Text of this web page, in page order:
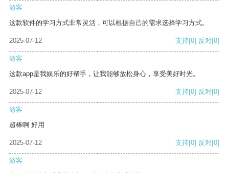
游客
这款软件的学习方式非常灵活，可以根据自己的需求选择学习方式。
2025-07-12 支持[0] 反对[0]
游客
这款app是我娱乐的好帮手，让我能够放松身心，享受美好时光。
2025-07-12 支持[0] 反对[0]
游客
超棒啊 好用
2025-07-12 支持[0] 反对[0]
游客